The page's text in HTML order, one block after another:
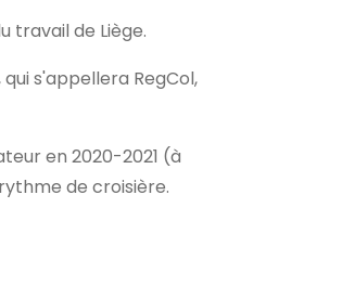
travail de Liège.
s'appellera RegCol,
en 2020-2021 (à
de croisière.